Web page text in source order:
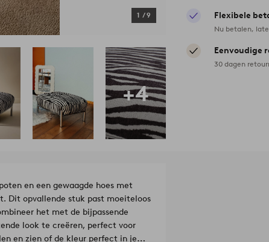
1 /9 Flexibele
Nu betalen,
Eenvoudige
30 dagen
+4
en een gewaagde hoes met
Dit opvallende stuk past moeiteloos
het met de bijpassende
look te creëren, perfect voor
en zien of de kleur perfect in je